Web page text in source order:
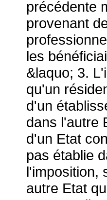
précédente
provenant
les
&laquo; 3.
qu'un
d'un
dans l'autre
d'un Etat
pas établie
l'imposition,
autre Etat